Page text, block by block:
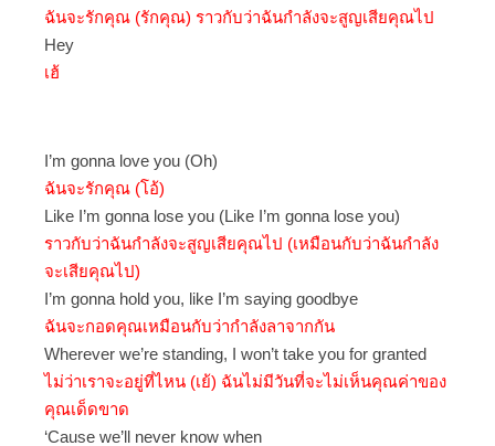
ฉันจะรักคุณ (รักคุณ) ราวกับว่าฉันกำลังจะสูญเสียคุณไป
Hey
เฮ้
I’m gonna love you (Oh)
ฉันจะรักคุณ (โอ้)
Like I’m gonna lose you (Like I’m gonna lose you)
ราวกับว่าฉันกำลังจะสูญเสียคุณไป (เหมือนกับว่าฉันกำลัง
จะเสียคุณไป)
I’m gonna hold you, like I’m saying goodbye
ฉันจะกอดคุณเหมือนกับว่ากำลังลาจากกัน
Wherever we’re standing, I won’t take you for granted
ไม่ว่าเราจะอยู่ที่ไหน (เย้) ฉันไม่มีวันที่จะไม่เห็นคุณค่าของ
คุณเด็ดขาด
‘Cause we’ll never know when